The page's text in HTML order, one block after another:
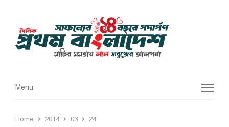
Menu
Menu
Home 2014 03 24